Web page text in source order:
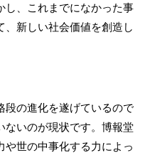
し、これまでになかった事
、新しい社会価値を創造し
段の進化を遂げているので
ないのが現状です。博報堂
や世の中事化する力によっ